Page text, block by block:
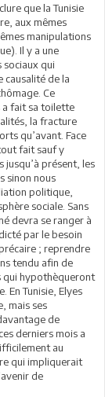
que la Tunisie
aux mêmes
manipulations
Il y a une
qui
de la
Ce
a fait sa toilette
la fracture
qu’avant. Face
fait sauf y
jusqu’à présent, les
sinon nous
politique,
sociale. Sans
devra se ranger à
par le besoin
; reprendre
tendu afin de
qui hypothèqueront
En Tunisie, Elyes
mais ses
de
derniers mois a
au
qui impliquerait
de